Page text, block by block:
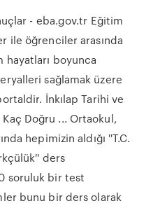
- eba.gov.tr Eğitim
ile öğrenciler arasında
boyunca
sağlamak üzere
İnkılap Tarihi ve
Doğru ... Ortaokul,
hepimizin aldığı ''T.C.
ders
soruluk bir test
bunu bir ders olarak